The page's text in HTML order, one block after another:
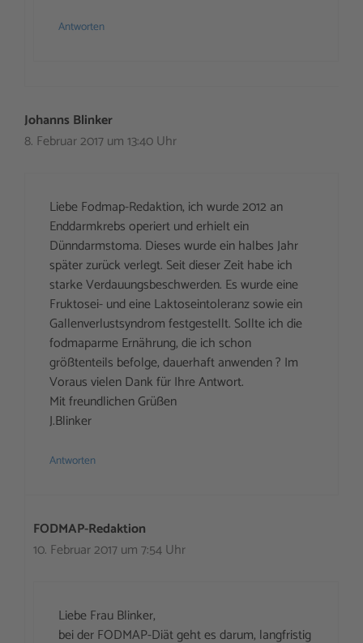
Antworten
Johanns Blinker
8. Februar 2017 um 13:40 Uhr
Liebe Fodmap-Redaktion, ich wurde 2012 an
Enddarmkrebs operiert und erhielt ein
Dünndarmstoma. Dieses wurde ein halbes Jahr
später zurück verlegt. Seit dieser Zeit habe ich
starke Verdauungsbeschwerden. Es wurde eine
Fruktosei- und eine Laktoseintoleranz sowie ein
Gallenverlustsyndrom festgestellt. Sollte ich die
fodmaparme Ernährung, die ich schon
größtenteils befolge, dauerhaft anwenden ? Im
Voraus vielen Dank für Ihre Antwort.
Mit freundlichen Grüßen
J.Blinker
Antworten
FODMAP-Redaktion
10. Februar 2017 um 7:54 Uhr
Liebe Frau Blinker,
bei der FODMAP-Diät geht es darum, langfristig